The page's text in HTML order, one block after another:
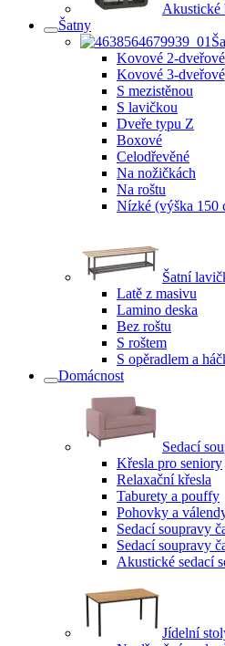
Akustické
Šatny
Kovové 2-dveřové
Kovové 3-dveřové
S mezistěnou
S lavičkou
Dveře typu Z
Boxové
Celodřevěné
Na nožičkách
Na roštu
Nízké (výška 150
Šatní
Latě z masivu
Lamino deska
Bez roštu
S roštem
S opěradlem a
Domácnost
Sedací
Křesla pro seniory
Relaxační křesla
Taburety a pouffy
Pohovky a
Sedací soupravy
Sedací soupravy
Akustické sedací
Jídelní